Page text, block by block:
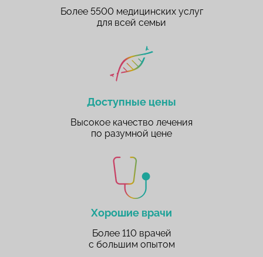
Более 5500 медицинских услуг
для всей семьи
Доступные цены
Высокое качество лечения
по разумной цене
Хорошие врачи
Более 110 врачей
с большим опытом